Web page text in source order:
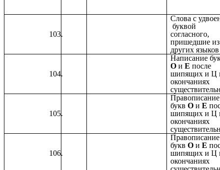
Слова с
буквой
согласного,
пришедшие из
других языков
Написание
О иЕпосле
шипящих и Ц
окончаниях
Правописание
буквО иЕ
шипящих и Ц
окончаниях
Правописание
буквО иЕ
шипящих и Ц
окончаниях